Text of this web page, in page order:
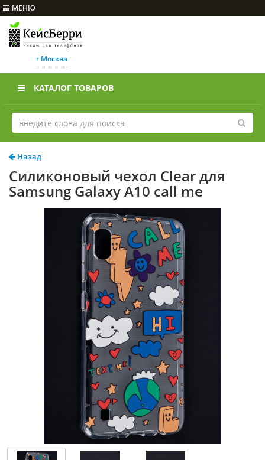
МЕНЮ
г Москва
КАТАЛОГ ТОВАРОВ
Назад
Силиконовый чехол Clear для
Samsung Galaxy A10 call me